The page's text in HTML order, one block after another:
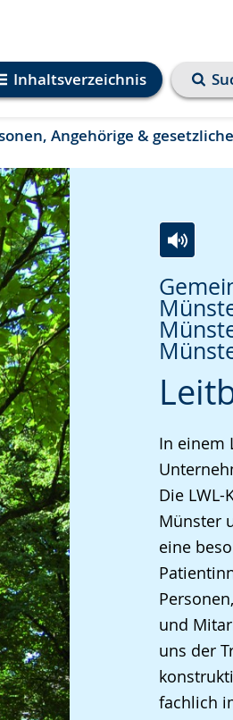
Inhaltsverzeichnis
Angehörige &
In einem
Die
Münster
eine
und
uns der
fachlich
Leichten
Sprache
wechseln.
Audio-
Video
in
wird